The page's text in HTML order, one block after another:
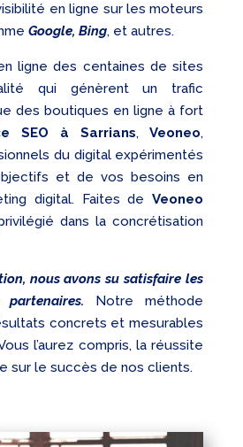
en ligne sur les moteurs
Google, Bing, et autres.
ligne des centaines de sites
qui génèrent un trafic
des boutiques en ligne à fort
SEO à Sarrians,Veoneo,
du digital expérimentés
et de vos besoins en
digital. Faites deVeoneo
dans la concrétisation
nous avons su satisfaire les
Notre méthode
concrets et mesurables
l’aurez compris, la réussite
sur le succès de nos clients.